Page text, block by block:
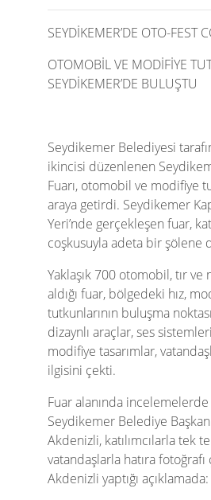
SEYDİKEMER’DE OTO-FEST
OTOMOBİL VE MODİFİYE
SEYDİKEMER’DE BULUŞTU
Seydikemer Belediyesi
ikincisi düzenlenen
Fuarı, otomobil ve modifiye
araya getirdi. Seydikemer
Yeri’nde gerçekleşen fuar,
coşkusuyla adeta bir şölene
Yaklaşık 700 otomobil, tır
aldığı fuar, bölgedeki hız,
tutkunlarının buluşma
dizaynlı araçlar, ses
modifiye tasarımlar,
ilgisini çekti.
Fuar alanında
Seydikemer Belediye
Akdenizli, katılımcılarla tek
vatandaşlarla hatıra
Akdenizli yaptığı açıklamada: